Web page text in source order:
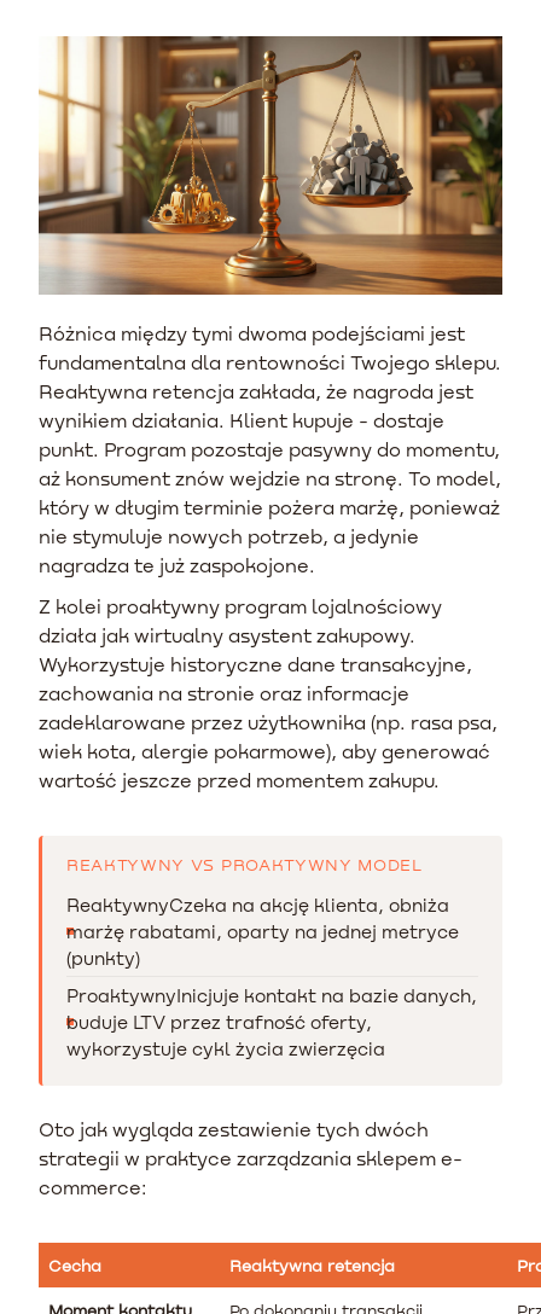
Różnica między tymi dwoma podejściami jest
fundamentalna dla rentowności Twojego sklepu.
Reaktywna retencja zakłada, że nagroda jest
wynikiem działania. Klient kupuje - dostaje
punkt. Program pozostaje pasywny do momentu,
aż konsument znów wejdzie na stronę. To model,
który w długim terminie pożera marżę, ponieważ
nie stymuluje nowych potrzeb, a jedynie
nagradza te już zaspokojone.
Z kolei proaktywny program lojalnościowy
działa jak wirtualny asystent zakupowy.
Wykorzystuje historyczne dane transakcyjne,
zachowania na stronie oraz informacje
zadeklarowane przez użytkownika (np. rasa psa,
wiek kota, alergie pokarmowe), aby generować
wartość jeszcze przed momentem zakupu.
REAKTYWNY VS PROAKTYWNY MODEL
ReaktywnyCzeka na akcję klienta, obniża
marżę rabatami, oparty na jednej metryce
(punkty)
ProaktywnyInicjuje kontakt na bazie danych,
buduje LTV przez trafność oferty,
wykorzystuje cykl życia zwierzęcia
Oto jak wygląda zestawienie tych dwóch
strategii w praktyce zarządzania sklepem e-
commerce:
Cecha Reaktywna retencja